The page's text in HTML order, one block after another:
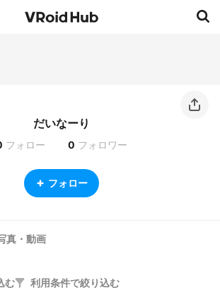
だいなーり
フォロー 0 フォロワー
フォロー
真・動画
む 利用条件で絞り込む